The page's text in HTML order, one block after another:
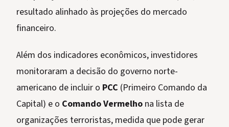
resultado alinhado às projeções do mercado
financeiro.
Além dos indicadores econômicos, investidores
monitoraram a decisão do governo norte-
americano de incluir o PCC (Primeiro Comando da
Capital) e o Comando Vermelho na lista de
organizações terroristas, medida que pode gerar